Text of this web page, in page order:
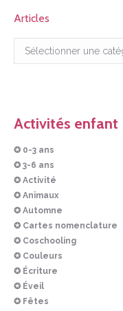
Articles
Articles
Activités enfant
✪ 0-3 ans
✪ 3-6 ans
✪ Activité
✪ Animaux
✪ Automne
✪ Cartes nomenclature
✪ Coschooling
✪ Couleurs
✪ Écriture
✪ Éveil
✪ Fêtes